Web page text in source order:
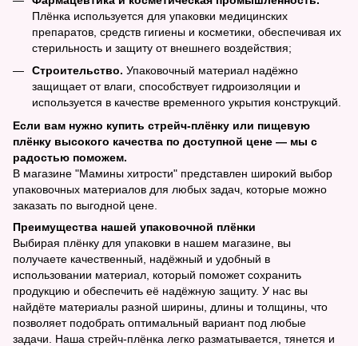
Плёнка используется для упаковки медицинских
препаратов, средств гигиены и косметики, обеспечивая их
стерильность и защиту от внешнего воздействия;
Строительство. Упаковочный материал надёжно
защищает от влаги, способствует гидроизоляции и
используется в качестве временного укрытия конструкций.
Если вам нужно купить стрейч-плёнку или пищевую
плёнку высокого качества по доступной цене — мы с
радостью поможем.
В магазине "Мамины хитрости" представлен широкий выбор
упаковочных материалов для любых задач, которые можно
заказать по выгодной цене.
Преимущества нашей упаковочной плёнки
Выбирая плёнку для упаковки в нашем магазине, вы
получаете качественный, надёжный и удобный в
использовании материал, который поможет сохранить
продукцию и обеспечить её надёжную защиту. У нас вы
найдёте материалы разной ширины, длины и толщины, что
позволяет подобрать оптимальный вариант под любые
задачи. Наша стрейч-плёнка легко разматывается, тянется и